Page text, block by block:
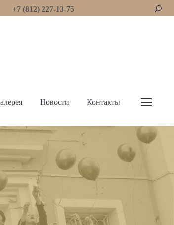
+7 (812) 227-13-75
Новости Контакты